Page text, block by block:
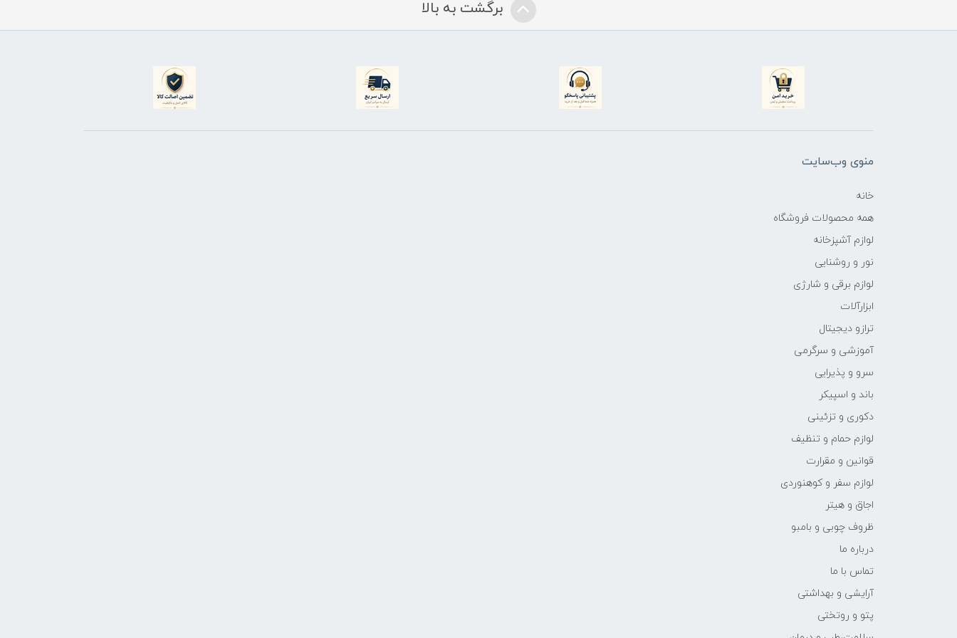
برگشت به بالا
منوی وب‌سایت
خانه
همه محصولات فروشگاه
لوازم آشپزخانه
نور و روشنایی
لوازم برقی و شارژی
ابزارآلات
ترازو دیجیتال
آموزشی و سرگرمی
سرو و پذیرایی
باند و اسپیکر
دکوری و تزئینی
لوازم حمام و تنظیف
قوانین و مقرارت
لوازم سفر و کوهنوردی
اجاق و هیتر
ظروف چوبی و بامبو
درباره ما
تماس با ما
آرایشی و بهداشتی
پتو و روتختی